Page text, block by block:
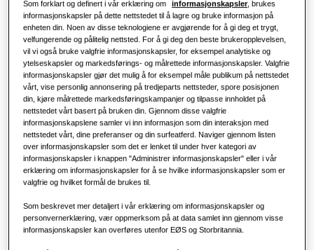
Hva er et klimaanlegg, og hvordan
fungerer det?
KOMMERSIELLE LØSNINGER
Hoteller
Detaljhandel
Restaurant
Kontor
Varmepumpeløsninger
LØSNINGER FOR NÆRINGSBYGG
Klimaanleggsløsninger
Kontroller
Hero-produkter
Om Samsung
Som forklart og definert i vår erklæring om informasjonskapsler , brukes
informasjonskapsler på dette nettstedet til å lagre og bruke informasjon på
enheten din. Noen av disse teknologiene er avgjørende for å gi deg et trygt,
velfungerende og pålitelig nettsted. For å gi deg den beste brukeropplevelsen,
vil vi også bruke valgfrie informasjonskapsler, for eksempel analytiske og
ytelseskapsler og markedsførings- og målrettede informasjonskapsler. Valgfrie
informasjonskapsler gjør det mulig å for eksempel måle publikum på nettstedet
vårt, vise personlig annonsering på tredjeparts nettsteder, spore posisjonen
din, kjøre målrettede markedsføringskampanjer og tilpasse innholdet på
nettstedet vårt basert på bruken din. Gjennom disse valgfrie
informasjonskapslene samler vi inn informasjon som din interaksjon med
nettstedet vårt, dine preferanser og din surfeatferd. Naviger gjennom listen
over informasjonskapsler som det er lenket til under hver kategori av
informasjonskapsler i knappen "Administrer informasjonskapsler" eller i vår
erklæring om informasjonskapsler for å se hvilke informasjonskapsler som er
valgfrie og hvilket formål de brukes til.
Som beskrevet mer detaljert i vår erklæring om informasjonskapsler og
personvernerklæring, vær oppmerksom på at data samlet inn gjennom visse
informasjonskapsler kan overføres utenfor EØS og Storbritannia.